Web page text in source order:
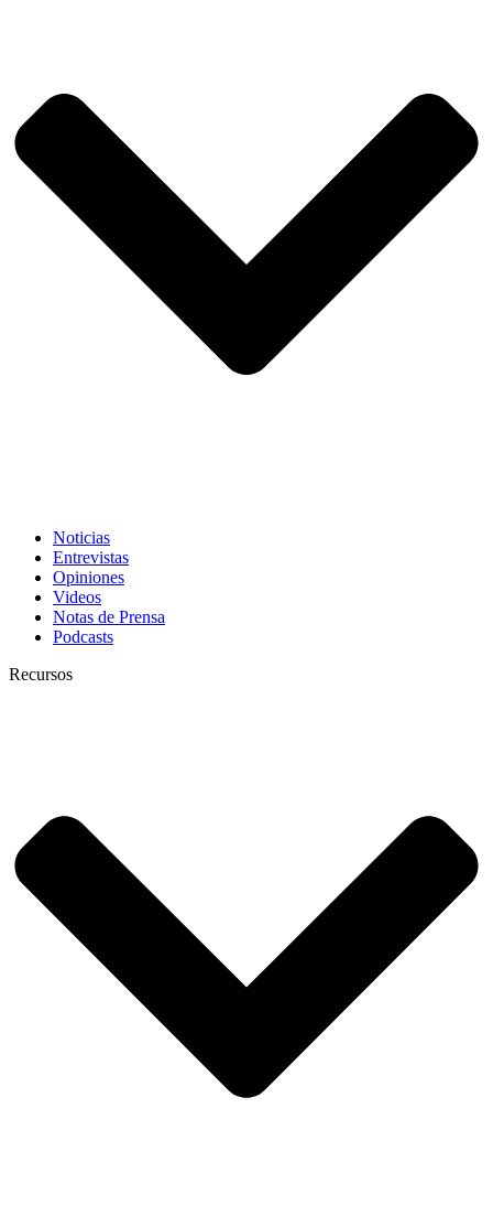
Noticias
Entrevistas
Opiniones
Videos
Notas de Prensa
Podcasts
Recursos